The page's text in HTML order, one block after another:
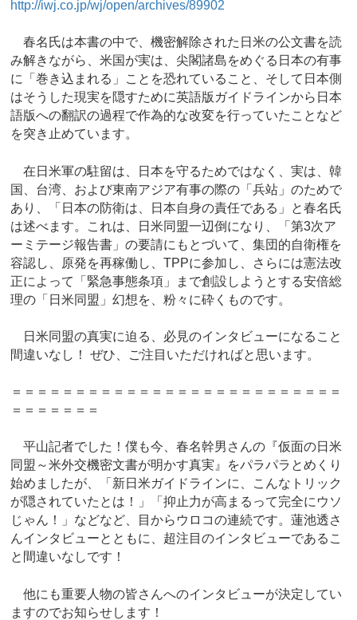
http://iwj.co.jp/wj/open/archives/89902
春名氏は本書の中で、機密解除された日米の公文書を読
み解きながら、米国が実は、尖閣諸島をめぐる日本の有事
に「巻き込まれる」ことを恐れていること、そして日本側
はそうした現実を隠すために英語版ガイドラインから日本
語版への翻訳の過程で作為的な改変を行っていたことなど
を突き止めています。
在日米軍の駐留は、日本を守るためではなく、実は、韓
国、台湾、および東南アジア有事の際の「兵站」のためで
あり、「日本の防衛は、日本自身の責任である」と春名氏
は述べます。これは、日米同盟一辺倒になり、「第3次ア
ーミテージ報告書」の要請にもとづいて、集団的自衛権を
容認し、原発を再稼働し、TPPに参加し、さらには憲法改
正によって「緊急事態条項」まで創設しようとする安倍総
理の「日米同盟」幻想を、粉々に砕くものです。
日米同盟の真実に迫る、必見のインタビューになること
間違いなし！ ぜひ、ご注目いただければと思います。
＝＝＝＝＝＝＝＝＝＝＝＝＝＝＝＝＝＝＝＝＝＝＝＝＝＝
＝＝＝＝＝＝＝
平山記者でした！僕も今、春名幹男さんの『仮面の日米
同盟～米外交機密文書が明かす真実』をパラパラとめくり
始めましたが、「新日米ガイドラインに、こんなトリック
が隠されていたとは！」「抑止力が高まるって完全にウソ
じゃん！」などなど、目からウロコの連続です。蓮池透さ
んインタビューとともに、超注目のインタビューであるこ
と間違いなしです！
他にも重要人物の皆さんへのインタビューが決定してい
ますのでお知らせします！